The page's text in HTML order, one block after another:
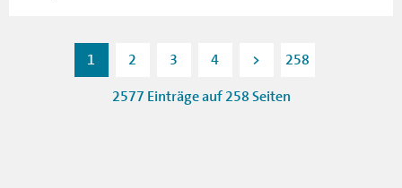
1 2 3 4 > 258
2577 Einträge auf 258 Seiten